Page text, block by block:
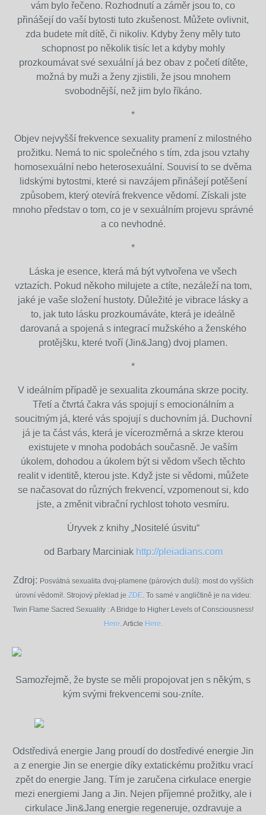
vám bylo řečeno. Rozhodnutí a záměr jsou to, co
přinášejí do vaší bytosti tuto zkušenost. Můžete ovlivnit,
zda budete mít dítě, či nikoliv. Kdyby ženy měly tuto
schopnost po několik tisíc let a kdyby mohly
prozkoumávat své sexuální já bez obav z početí dítěte,
možná by muži a ženy zjistili, že jsou mnohem
svobodnější, než jim bylo říkáno.
*
Objev nejvyšší frekvence sexuality pramení z milostného
prožitku. Nemá to nic společného s tím, zda jsou vztahy
homosexuální nebo heterosexuální. Souvisí to se dvěma
lidskými bytostmi, které si navzájem přinášejí potěšení
způsobem, který otevírá frekvence vědomí. Získali jste
mnoho představ o tom, co je v sexuálním projevu správné
a co nevhodné.
*
Láska je esence, která má být vytvořena ve všech
vztazích. Pokud někoho milujete a ctíte, nezáleží na tom,
jaké je vaše složení hustoty. Důležité je vibrace lásky a
to, jak tuto lásku prozkoumáváte, která je ideálně
darovaná a spojená s integrací mužského a ženského
protějšku, které tvoří (Jin&Jang) dvoj plamen.
*
V ideálním případě je sexualita zkoumána skrze pocity.
Třetí a čtvrtá čakra vás spojují s emocionálním a
soucitným já, které vás spojují s duchovním já. Duchovní
já je ta část vás, která je vícerozměrná a skrze kterou
existujete v mnoha podobách současně. Je vaším
úkolem, dohodou a úkolem být si vědom všech těchto
realit v identitě, kterou jste. Když jste si vědomi, můžete
se načasovat do různých frekvencí, vzpomenout si, kdo
jste, a změnit vibrační rychlost tohoto vesmíru.
Úryvek z knihy „Nositelé úsvitu“
od Barbary Marciniak http://pleiadians.com
Zdroj: Posvátná sexualita dvoj-plamene (párových duší): most do vyšších
úrovní vědomí!. Strojový překlad je ZDE. To samé v angličtině je na videu:
Twin Flame Sacred Sexuality : A Bridge to Higher Levels of Consciousness!
Here. Article Here.
Samozřejmě, že byste se měli propojovat jen s někým, s
kým svými frekvencemi sou-zníte.
Odstředivá energie Jang proudí do dostředivé energie Jin
a z energie Jin se energie díky extatickému prožitku vrací
zpět do energie Jang. Tím je zaručena cirkulace energie
mezi energiemi Jang a Jin. Nejen příjemné prožitky, ale i
cirkulace Jin&Jang energie regeneruje, ozdravuje a